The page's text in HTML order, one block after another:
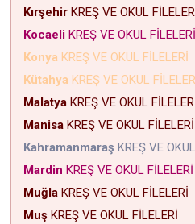
Kırşehir KREŞ VE OKUL
Kocaeli KREŞ VE OKUL FİLELERİ
Konya KREŞ VE OKUL FİLELERİ
Kütahya KREŞ VE OKUL
Malatya KREŞ VE OKUL
Manisa KREŞ VE OKUL FİLELERİ
Kahramanmaraş KREŞ VE
Mardin KREŞ VE OKUL FİLELERİ
Muğla KREŞ VE OKUL FİLELERİ
Muş KREŞ VE OKUL FİLELERİ